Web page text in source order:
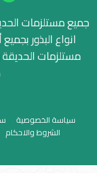
جميع مستلزمات
انواع البذور
مستلزمات
سياسة الخصوصية
الشروط والاحكام